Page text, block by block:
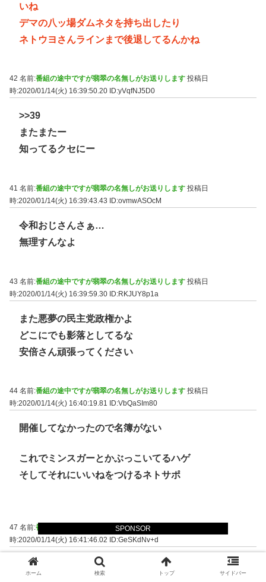
SPONSOR
いね
デマの八ッ場ダムネタを持ち出したり
ネトウヨさんラインまで後退してるんかね
42 名前:番組の途中ですが翡翠の名無しがお送りします 投稿日
時:2020/01/14(火) 16:39:50.20 ID:yVqfNJ5D0
>>39
またまたー
知ってるクセにー
41 名前:番組の途中ですが翡翠の名無しがお送りします 投稿日
時:2020/01/14(火) 16:39:43.43
ID:ovmwASOcM
令和おじさんさぁ…
無理すんなよ
43 名前:番組の途中ですが翡翠の名無しがお送りします 投稿日
時:2020/01/14(火) 16:39:59.30 ID:RKJUY8p1a
また悪夢の民主党政権かよ
どこにでも影落としてるな
安倍さん頑張ってください
44 名前:番組の途中ですが翡翠の名無しがお送りします 投稿日
時:2020/01/14(火) 16:40:19.81
ID:VbQaSIm80
開催してなかったので名簿がない
これでミンスガーとかぶっこいてるハゲ
そしてそれにいいねをつけるネトサポ
47 名前:番組の途中ですが翡翠の名無しがお送りします
時:2020/01/14(火) 16:41:46.02 ID:GeSKdNv+d
>>44
ホーム 検索 トップ サイドバー